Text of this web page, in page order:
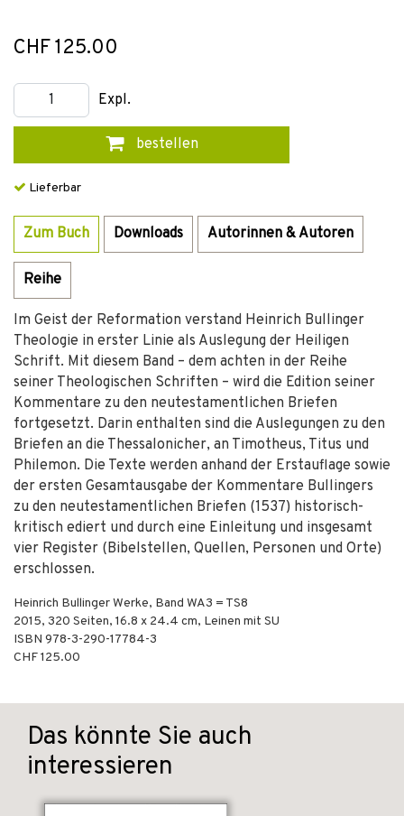
CHF 125.00
Expl.
bestellen
Lieferbar
Zum Buch Downloads Autorinnen & Autoren
Reihe
Im Geist der Reformation verstand Heinrich Bullinger
Theologie in erster Linie als Auslegung der Heiligen
Schrift. Mit diesem Band – dem achten in der Reihe
seiner Theologischen Schriften – wird die Edition seiner
Kommentare zu den neutestamentlichen Briefen
fortgesetzt. Darin enthalten sind die Auslegungen zu den
Briefen an die Thessalonicher, an Timotheus, Titus und
Philemon. Die Texte werden anhand der Erstauflage sowie
der ersten Gesamtausgabe der Kommentare Bullingers
zu den neutestamentlichen Briefen (1537) historisch-
kritisch ediert und durch eine Einleitung und insgesamt
vier Register (Bibelstellen, Quellen, Personen und Orte)
erschlossen.
Heinrich Bullinger Werke, Band WA3 = TS8
2015, 320 Seiten, 16.8 x 24.4 cm, Leinen mit SU
ISBN 978-3-290-17784-3
CHF 125.00
Das könnte Sie auch
interessieren